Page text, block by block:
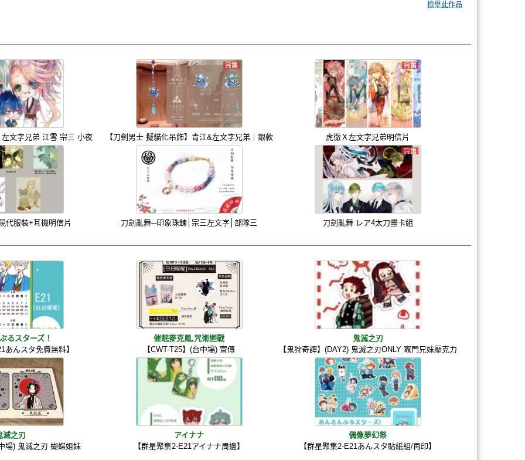
檢舉此作品
文字兄弟 江雪 宗三 小夜 【刀劍男士 擬貓化吊飾】青江&左文字兄弟｜銀款 虎徹Ｘ左文字兄弟明信片
代服裝+耳機明信片 刀劍亂舞─印象珠鍊│宗三左文字│部隊三 刀劍亂舞 レア4太刀畫卡組
るスターズ！
あんスタ免費無料】
催眠麥克風,咒術迴戰
【CWT-T25】(台中場) 宣傳
鬼滅之刃
【鬼狩奇譚】(DAY2) 鬼滅之刃ONLY 竈門兄妹壓克力
滅之刃
場) 鬼滅之刃 蝴蝶姐妹
アイナナ
【群星聚集2-E21アイナナ周邊】
偶像夢幻祭
【群星聚集2-E21あんスタ貼紙組/再印】